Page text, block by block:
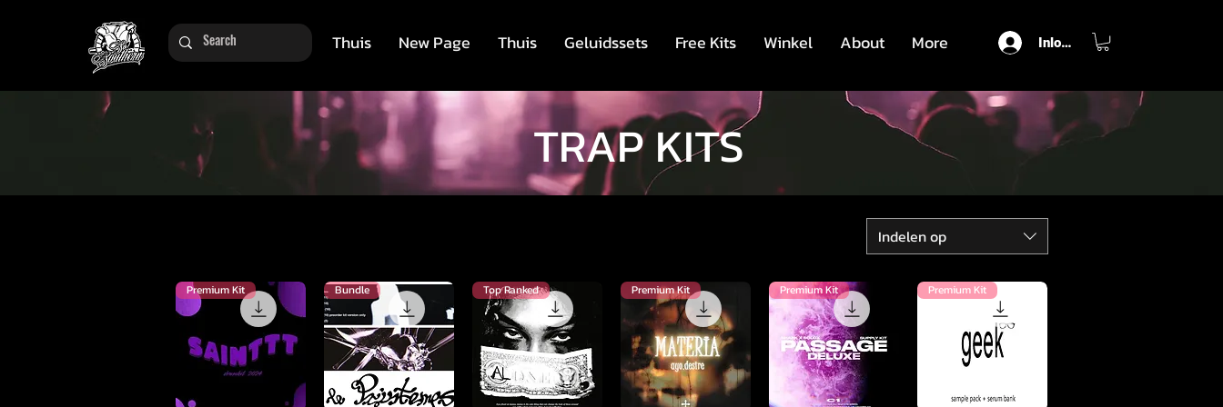
Thuis New Page Thuis Geluidssets Free Kits Winkel About More Inloggen
TRAP KITS
Indelen op
Premium Kit Bundle Top Ranked Premium Kit Premium Kit Premium Kit